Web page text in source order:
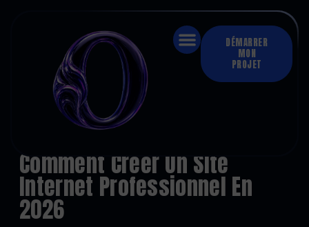
DÉMARRER
MON
PROJET
›Création de site internet
Comment créer un site internet professionnel en 2026
CRÉATION DE SITE INTERNET
Comment Créer Un Site
Internet Professionnel En
2026